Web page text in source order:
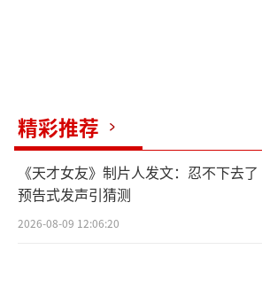
精彩推荐
《天才女友》制片人发文：忍不下去了
预告式发声引猜测
2026-08-09 12:06:20